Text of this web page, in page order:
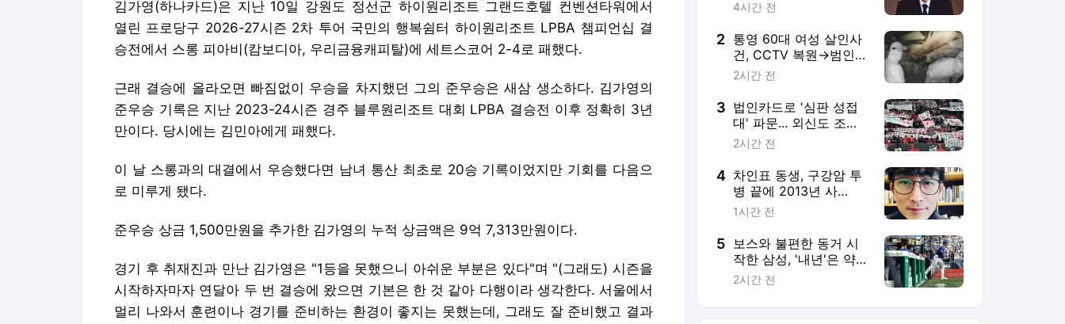
김가영(하나카드)은 지난 10일 강원도 정선군 하이원리조트 그랜드호텔 컨벤션타워에서
열린 프로당구 2026-27시즌 2차 투어 국민의 행복쉼터 하이원리조트 LPBA 챔피언십 결
승전에서 스롱 피아비(캄보디아, 우리금융캐피탈)에 세트스코어 2-4로 패했다.
근래 결승에 올라오면 빠짐없이 우승을 차지했던 그의 준우승은 새삼 생소하다. 김가영의
준우승 기록은 지난 2023-24시즌 경주 블루원리조트 대회 LPBA 결승전 이후 정확히 3년
만이다. 당시에는 김민아에게 패했다.
이 날 스롱과의 대결에서 우승했다면 남녀 통산 최초로 20승 기록이었지만 기회를 다음으
로 미루게 됐다.
준우승 상금 1,500만원을 추가한 김가영의 누적 상금액은 9억 7,313만원이다.
경기 후 취재진과 만난 김가영은 "1등을 못했으니 아쉬운 부분은 있다"며 "(그래도) 시즌을
시작하자마자 연달아 두 번 결승에 왔으면 기본은 한 것 같아 다행이라 생각한다. 서울에서
멀리 나와서 훈련이나 경기를 준비하는 환경이 좋지는 못했는데, 그래도 잘 준비했고 결과
4시간 전
2 통영 60대 여성 살인사
건, CCTV 복원→범인
얼굴 '최초 공개' ('그것
2시간 전
3 법인카드로 '심판 성접
대' 파문... 외신도 조명
한 한국 축구의 민낯
2시간 전
4 차인표 동생, 구강암 투
병 끝에 2013년 사
망…"슬픔 느낄 여유도
1시간 전
5 보스와 불편한 동거 시
작한 삼성, '내년'은 약속
의 시간 될 수 있을까
2시간 전